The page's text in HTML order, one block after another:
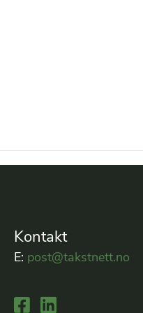
Kontakt
E: post@takstnett.no
Lenke til Facebook
Lenke til LinkedIn